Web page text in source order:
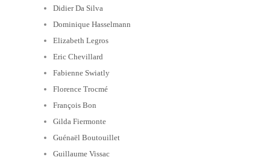
Didier Da Silva
Dominique Hasselmann
Elizabeth Legros
Eric Chevillard
Fabienne Swiatly
Florence Trocmé
François Bon
Gilda Fiermonte
Guénaël Boutouillet
Guillaume Vissac